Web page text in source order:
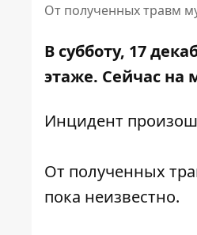
От полученных травм
В субботу, 17
этаже. Сейчас на
Инцидент
От полученных
пока неизвестно.